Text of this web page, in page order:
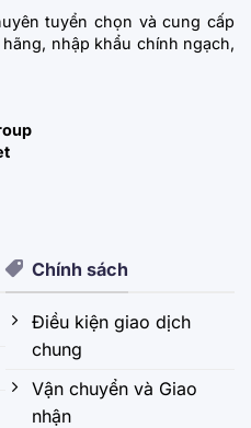
tuyển chọn và cung cấp
nhập khẩu chính ngạch,
Chính sách
Điều kiện giao dịch
chung
Vận chuyển và Giao
nhận